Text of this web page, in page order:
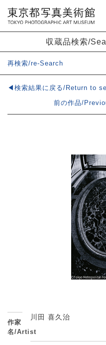
収蔵品検索/
再検索/re-Search
◀検索結果に戻る/Return to
前の作品/
作家
名/Artist
川田 喜久治